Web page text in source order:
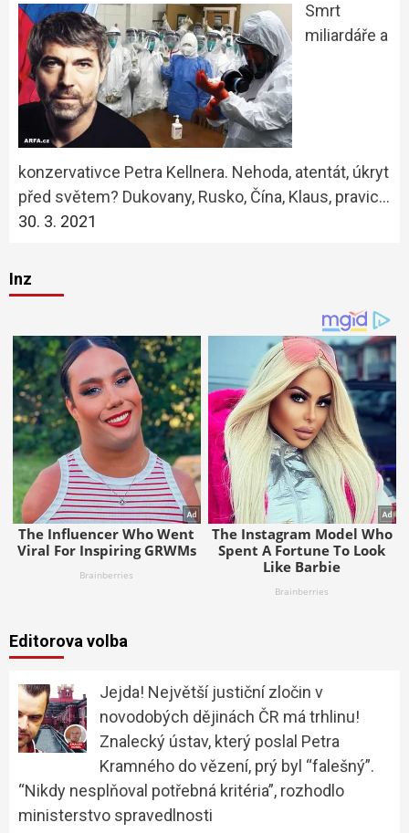
Smrt
miliardáře a
konzervativce Petra Kellnera. Nehoda, atentát, úkryt
před světem? Dukovany, Rusko, Čína, Klaus, pravic…
30. 3. 2021
Inz
Editorova volba
Jejda! Největší justiční zločin v
novodobých dějinách ČR má trhlinu!
Znalecký ústav, který poslal Petra
Kramného do vězení, prý byl “falešný”.
“Nikdy nesplňoval potřebná kritéria”, rozhodlo
ministerstvo spravedlnosti